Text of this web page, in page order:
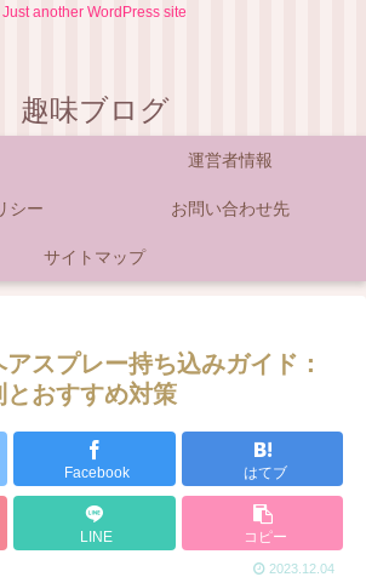
Just another WordPress site
趣味ブログ
運営者情報
シー お問い合わせ先
サイトマップ
スプレー持ち込みガイド：
とおすすめ対策
Facebook はてブ
LINE コピー
2023.12.04